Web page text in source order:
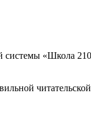
«Школа